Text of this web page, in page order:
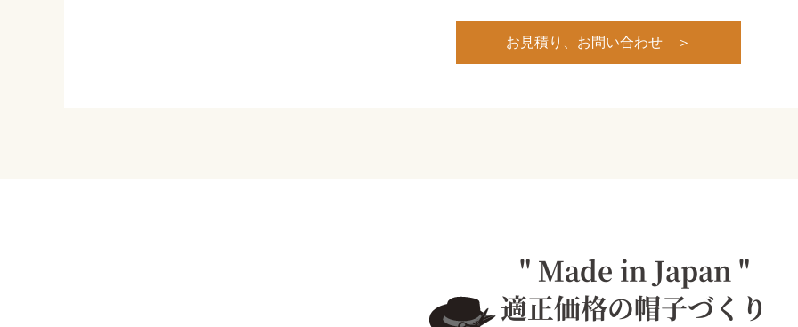
お見積り、お問い合わせ ＞
" Made in Japan "
適正価格の帽子づくり